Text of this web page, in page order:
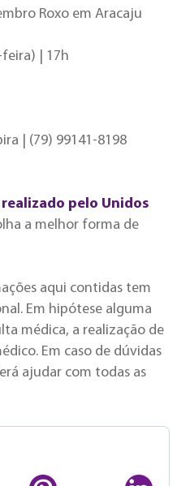
Roxo em Aracaju
| 17h
| (79) 99141-8198
pelo Unidos
a melhor forma de
aqui contidas tem
Em hipótese alguma
médica, a realização de
Em caso de dúvidas
ajudar com todas as